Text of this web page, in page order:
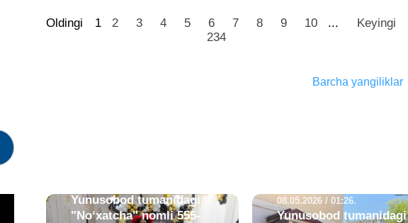
Oldingi 1 2 3 4 5 6 7 8 9 10
...
234
Keyingi
Barcha yangiliklar
Yunusobod tumanidagi
"No‘xatcha" nomli 555-
08.05.2026 / 01:26.
Yunusobod tumanidagi